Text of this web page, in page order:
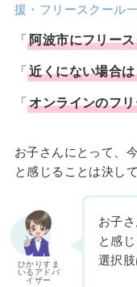
援・フリースクール
「阿波市にフリー
「近くにない場合
「オンラインのフ
お子さんにとって、
と感じることは決し
ひかりすま
いるアドバ
イザー
お子
と感
選択